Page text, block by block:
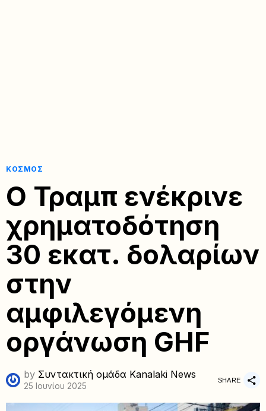
ΚΌΣΜΟΣ
Ο Τραμπ ενέκρινε
χρηματοδότηση
30 εκατ. δολαρίων
στην
αμφιλεγόμενη
οργάνωση GHF
by Συντακτική ομάδα Kanalaki News
25 Ιουνίου 2025
SHARE